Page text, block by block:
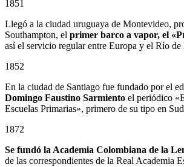
1851
Llegó a la ciudad uruguaya de Montevideo,
Southampton, el primer barco a vapor, el
así el servicio regular entre Europa y el Río de
1852
En la ciudad de Santiago fue fundado por el
Domingo Faustino Sarmiento el periódico
Escuelas Primarias», primero de su tipo en
1872
Se fundó la Academia Colombiana de la
de las correspondientes de la Real Academia